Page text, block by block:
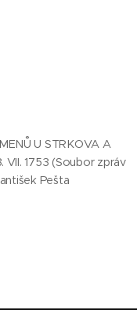
U STRKOVA A
VII. 1753 (Soubor zpráv
Pešta